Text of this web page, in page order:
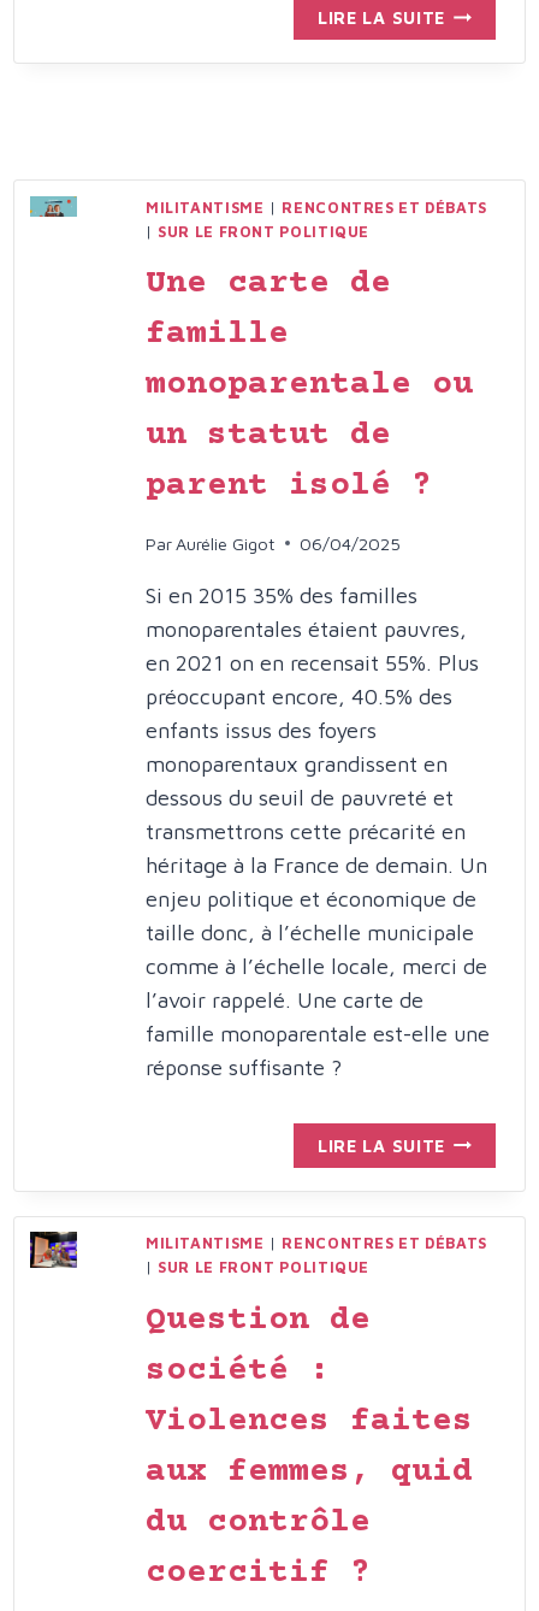
LIRE LA SUITE PLAN
POUR
LA
DE
MILITANTISME | RENCONTRES ET DÉBATS
| SUR LE FRONT POLITIQUE
Une carte de
famille
monoparentale ou
un statut de
parent isolé ?
Par Aurélie Gigot 06/04/2025
Si en 2015 35% des familles
monoparentales étaient pauvres,
en 2021 on en recensait 55%. Plus
préoccupant encore, 40.5% des
enfants issus des foyers
monoparentaux grandissent en
dessous du seuil de pauvreté et
transmettrons cette précarité en
héritage à la France de demain. Un
enjeu politique et économique de
taille donc, à l’échelle municipale
comme à l’échelle locale, merci de
l’avoir rappelé. Une carte de
famille monoparentale est-elle une
réponse suffisante ?
LIRE LA SUITE UNE
CARTE
DE
FAMILLE
ISOLÉ
MILITANTISME | RENCONTRES ET DÉBATS
| SUR LE FRONT POLITIQUE
Question de
société :
Violences faites
aux femmes, quid
du contrôle
coercitif ?